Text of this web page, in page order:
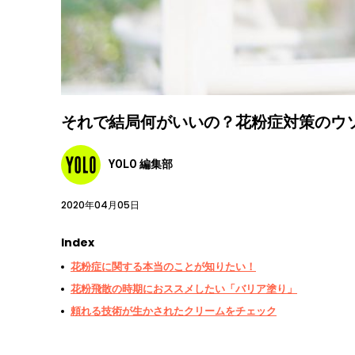
それで結局何がいいの？花粉症対策のウ
YOLO 編集部
2020年04月05日
Index
花粉症に関する本当のことが知りたい！
花粉飛散の時期におススメしたい「バリア塗り」
頼れる技術が生かされたクリームをチェック